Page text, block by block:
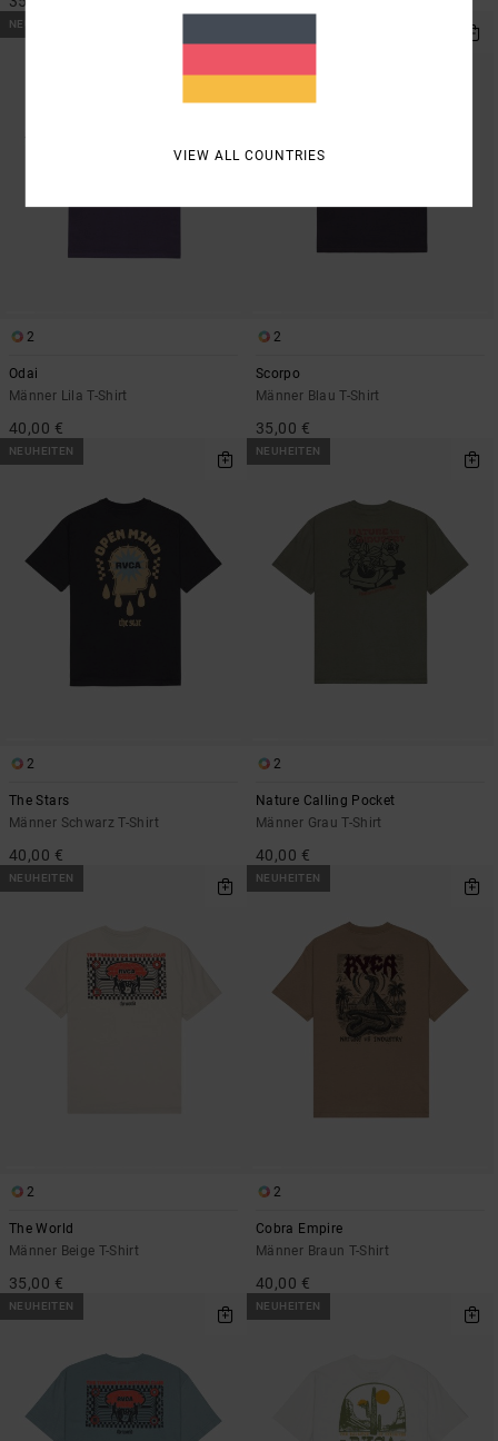
NEUHEITEN
2
Odai
Männer Lila T-Shirt
40,00 €
2
Scorpo
Männer Blau T-Shirt
35,00 €
NEUHEITEN
2
The Stars
Männer Schwarz T-Shirt
40,00 €
NEUHEITEN
2
Nature Calling Pocket
Männer Grau T-Shirt
40,00 €
NEUHEITEN
2
The World
Männer Beige T-Shirt
35,00 €
NEUHEITEN
2
Cobra Empire
Männer Braun T-Shirt
40,00 €
NEUHEITEN NEUHEITEN
VIEW ALL COUNTRIES